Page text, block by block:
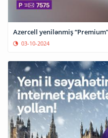
Azercell yenilənmiş
03-10-2024